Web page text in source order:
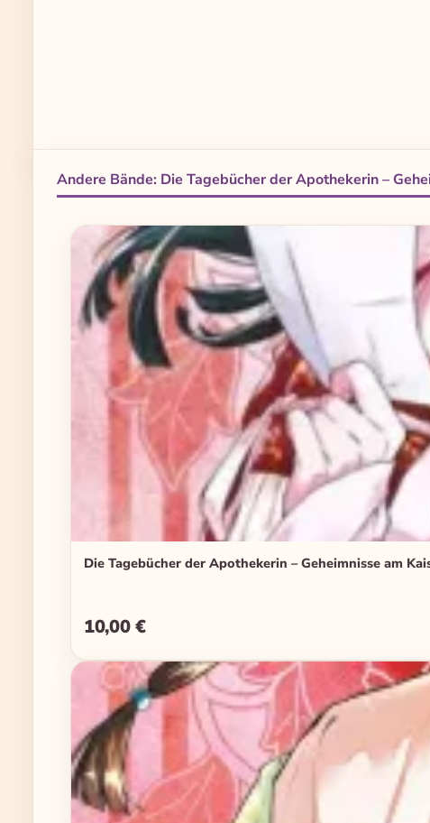
Andere Bände: Die Tagebücher der Apothekerin –
Produktgalerie überspringen
Die Tagebücher der Apothekerin – Geheimnisse am
Regulärer Preis:
10,00 €